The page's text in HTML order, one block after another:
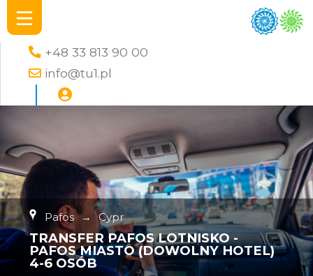
+48 33 813 90 00
info@tu1.pl
Pafos → Cypr
TRANSFER PAFOS LOTNISKO -
PAFOS MIASTO (DOWOLNY HOTEL)
4-6 OSÓB